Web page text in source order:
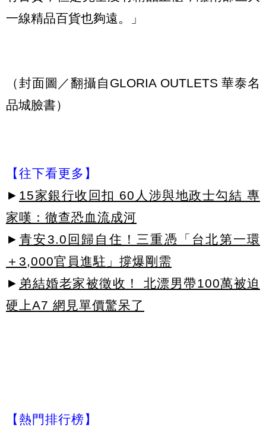
一線精品百貨也夠遠。」
（封面圖／翻攝自GLORIA OUTLETS 華泰名
品城臉書）
【往下看更多】
► 15家銀行收回扣 60人涉與地政士勾結 專
家嘆：徹查恐血流成河
► 青安3.0回歸自住！三重憑「台北第一環
＋3,000官員進駐」撐爆剛需
► 弟結婚老家被徵收！ 北漂男帶100萬被迫
硬上A7 網見單價驚呆了
【熱門排行榜】